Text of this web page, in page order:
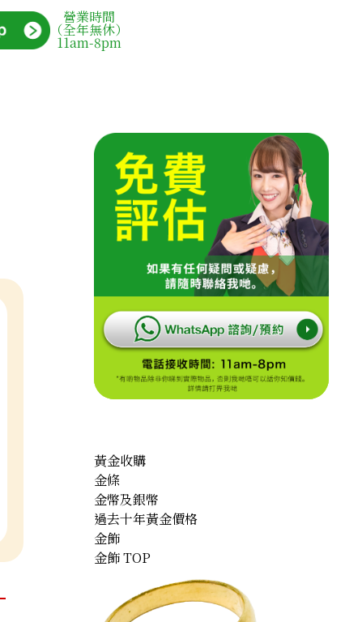
營業時間
（全年無休）
11am-8pm
黃金收購
金條
金幣及銀幣
過去十年黃金價格
金飾
金飾 TOP